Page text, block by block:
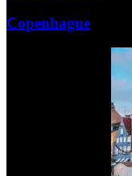
Copenhague